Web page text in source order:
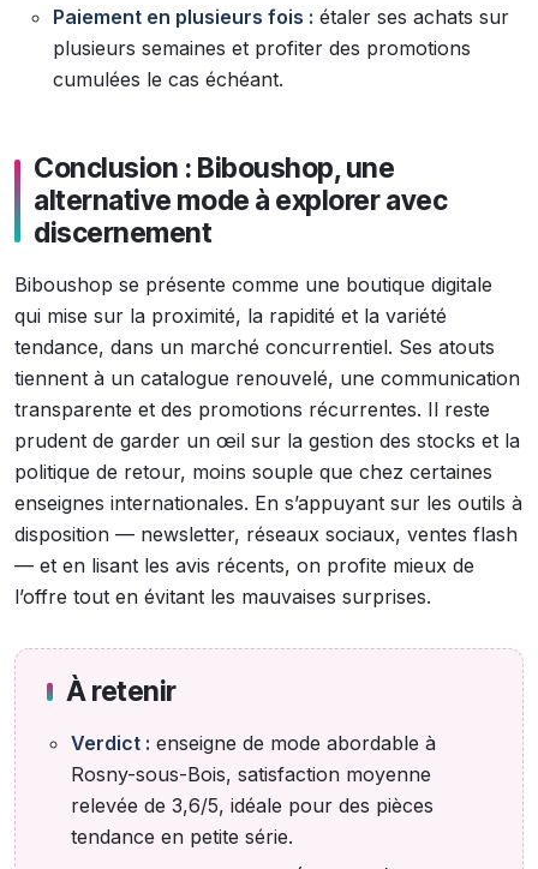
Paiement en plusieurs fois : étaler ses achats sur
plusieurs semaines et profiter des promotions
cumulées le cas échéant.
Conclusion : Biboushop, une
alternative mode à explorer avec
discernement
Biboushop se présente comme une boutique digitale
qui mise sur la proximité, la rapidité et la variété
tendance, dans un marché concurrentiel. Ses atouts
tiennent à un catalogue renouvelé, une communication
transparente et des promotions récurrentes. Il reste
prudent de garder un œil sur la gestion des stocks et la
politique de retour, moins souple que chez certaines
enseignes internationales. En s’appuyant sur les outils à
disposition — newsletter, réseaux sociaux, ventes flash
— et en lisant les avis récents, on profite mieux de
l’offre tout en évitant les mauvaises surprises.
À retenir
Verdict : enseigne de mode abordable à
Rosny-sous-Bois, satisfaction moyenne
relevée de 3,6/5, idéale pour des pièces
tendance en petite série.